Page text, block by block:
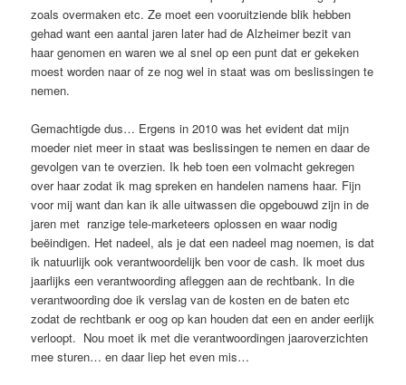
zoals overmaken etc. Ze moet een vooruitziende blik hebben
gehad want een aantal jaren later had de Alzheimer bezit van
haar genomen en waren we al snel op een punt dat er gekeken
moest worden naar of ze nog wel in staat was om beslissingen te
nemen.
Gemachtigde dus… Ergens in 2010 was het evident dat mijn
moeder niet meer in staat was beslissingen te nemen en daar de
gevolgen van te overzien. Ik heb toen een volmacht gekregen
over haar zodat ik mag spreken en handelen namens haar. Fijn
voor mij want dan kan ik alle uitwassen die opgebouwd zijn in de
jaren met ranzige tele-marketeers oplossen en waar nodig
beëindigen. Het nadeel, als je dat een nadeel mag noemen, is dat
ik natuurlijk ook verantwoordelijk ben voor de cash. Ik moet dus
jaarlijks een verantwoording afleggen aan de rechtbank. In die
verantwoording doe ik verslag van de kosten en de baten etc
zodat de rechtbank er oog op kan houden dat een en ander eerlijk
verloopt. Nou moet ik met die verantwoordingen jaaroverzichten
mee sturen… en daar liep het even mis…